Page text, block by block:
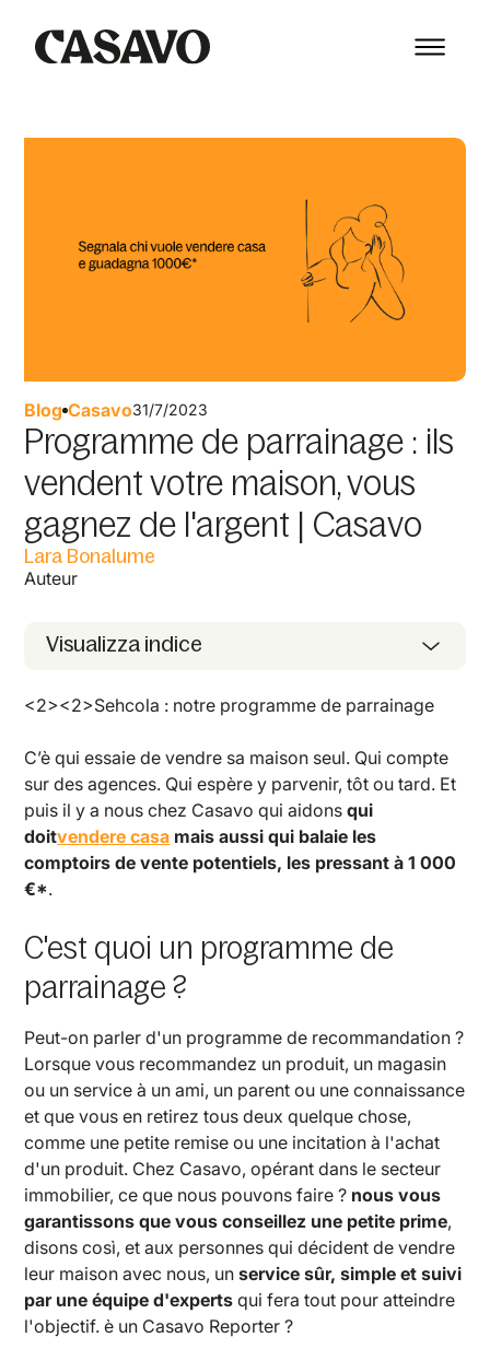
Blog Casavo31/7/2023
Programme de parrainage : ils
vendent votre maison, vous
gagnez de l'argent | Casavo
Lara Bonalume
Auteur
Visualizza indice
<2><2>Sehcola : notre programme de parrainage
C’è qui essaie de vendre sa maison seul. Qui compte
sur des agences. Qui espère y parvenir, tôt ou tard. Et
puis il y a nous chez Casavo qui aidonsqui
doitvendere casa mais aussi qui balaie les
comptoirs de vente potentiels, les pressant à 1 000
€*.
C'est quoi un programme de
parrainage ?
Peut-on parler d'un programme de recommandation ?
Lorsque vous recommandez un produit, un magasin
ou un service à un ami, un parent ou une connaissance
et que vous en retirez tous deux quelque chose,
comme une petite remise ou une incitation à l'achat
d'un produit. Chez Casavo, opérant dans le secteur
immobilier, ce que nous pouvons faire ? nous vous
garantissons que vous conseillez une petite prime,
disons così, et aux personnes qui décident de vendre
leur maison avec nous, unservice sûr, simple et suivi
par une équipe d'experts qui fera tout pour atteindre
l'objectif. è un Casavo Reporter ?